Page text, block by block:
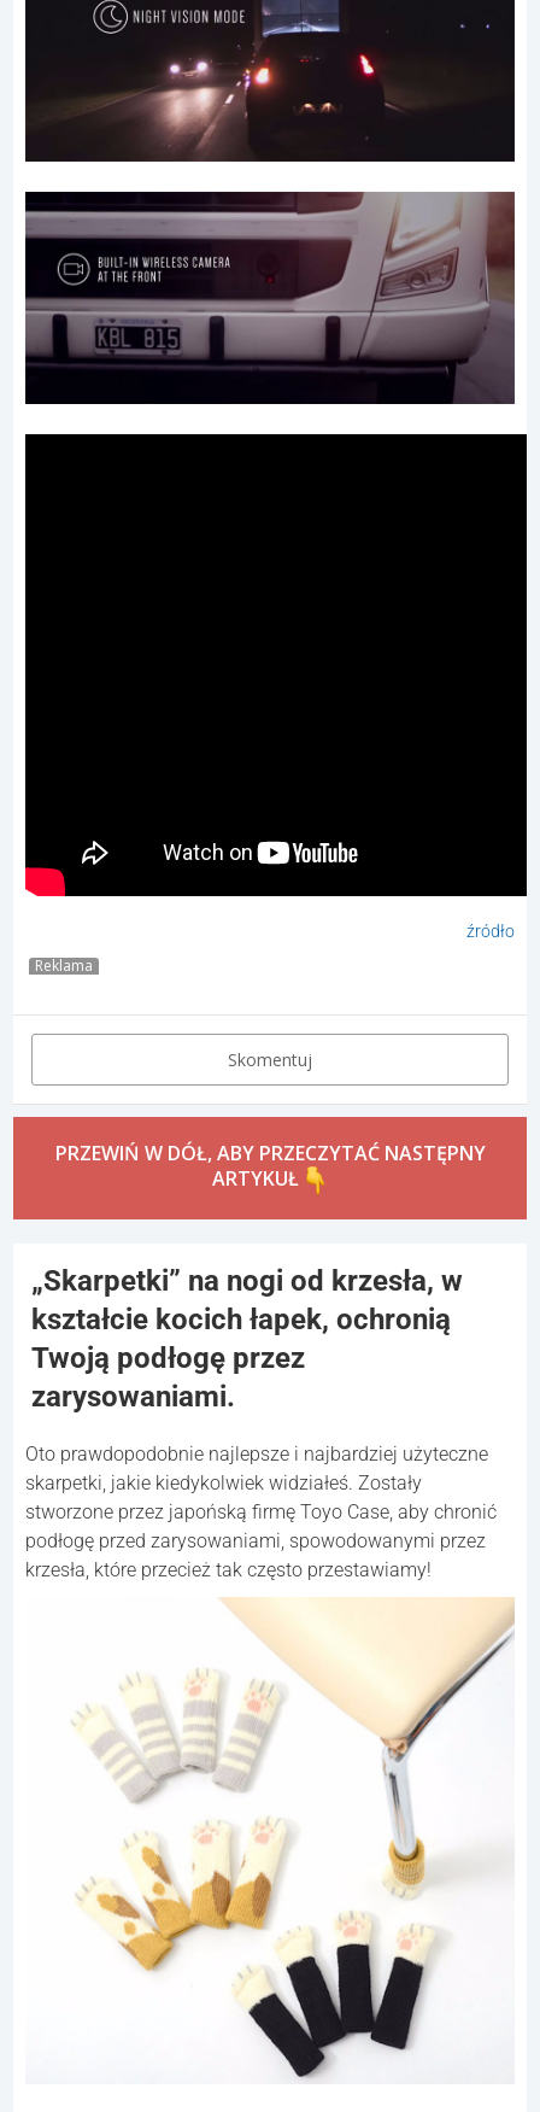
źródło
Reklama
Skomentuj
PRZEWIŃ W DÓŁ, ABY PRZECZYTAĆ NASTĘPNY
ARTYKUŁ
„Skarpetki” na nogi od krzesła, w
kształcie kocich łapek, ochronią
Twoją podłogę przez
zarysowaniami.
Oto prawdopodobnie najlepsze i najbardziej użyteczne
skarpetki, jakie kiedykolwiek widziałeś. Zostały
stworzone przez japońską firmę Toyo Case, aby chronić
podłogę przed zarysowaniami, spowodowanymi przez
krzesła, które przecież tak często przestawiamy!